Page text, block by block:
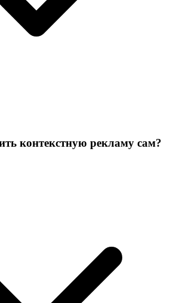
контекстную рекламу сам?